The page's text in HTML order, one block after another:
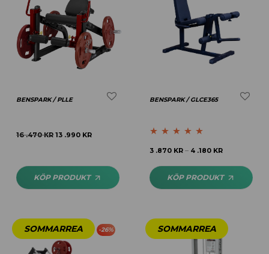
BENSPARK / PLLE
16 .470KR 13 .990 KR
KÖP PRODUKT
BENSPARK / GLCE365
Betygsatt
4.69
3 .870 KR – 4 .180 KR
KÖP PRODUKT
-26%